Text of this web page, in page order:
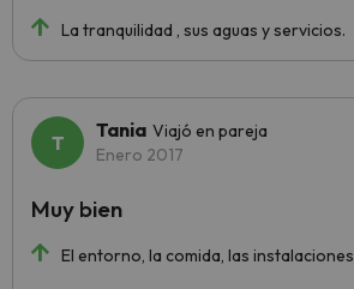
La tranquilidad , sus aguas y servicios.
Tania Viajó en pareja
Enero 2017
El entorno, la comida, las instalaciones
Muy bien